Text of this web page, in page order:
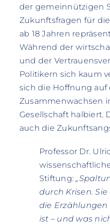
der gemeinnützigen
Zukunftsfragen für
ab 18 Jahren
Während der
und der
Politikern sich kaum
sich die Hoffnung auf
Zusammenwachsen
Gesellschaft halbiert.
auch die
Professor Dr.
Stiftung:
durch Krisen.
die
ist – und was